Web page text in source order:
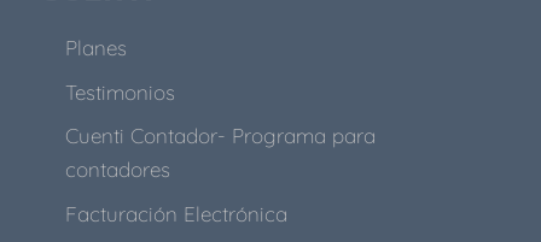
Planes
Testimonios
Cuenti Contador- Programa para
contadores
Facturación Electrónica